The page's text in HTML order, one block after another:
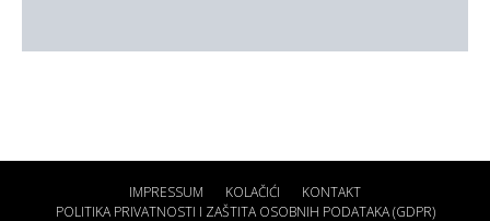
IMPRESSUM KOLAČIĆI
KONTAKT
POLITIKA PRIVATNOSTI I ZAŠTITA OSOBNIH PODATAKA (GDPR)